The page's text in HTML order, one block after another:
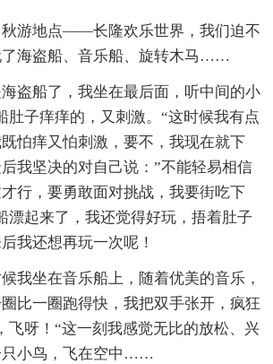
秋游地点——长隆欢乐世界，我们迫不
了海盗船、音乐船、旋转木马……
盗船了，我坐在最后面，听中间的小
肚子痒痒的，又刺激。“这时候我有点
怕痒又怕刺激，要不，我现在就下
我坚决的对自己说：”不能轻易相信
行，要勇敢面对挑战，我要街吃下
漂起来了，我还觉得好玩，捂着肚子
我还想再玩一次呢！
我坐在音乐船上，随着优美的音乐，
比一圈跑得快，我把双手张开，疯狂
飞呀！“这一刻我感觉无比的放松、兴
只小鸟，飞在空中……